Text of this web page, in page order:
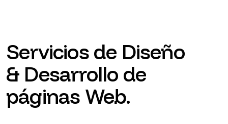
Servicios de Diseño
& Desarrollo de
páginas Web.